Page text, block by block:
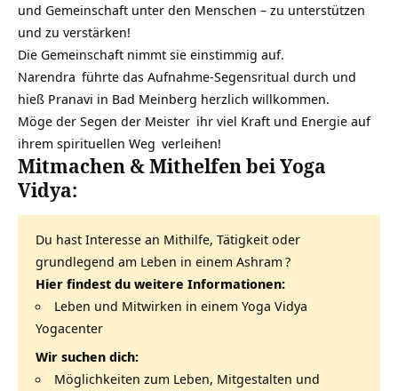
und Gemeinschaft unter den Menschen – zu unterstützen
und zu verstärken!
Die Gemeinschaft nimmt sie einstimmig auf.
Narendra führte das Aufnahme-Segensritual durch und
hieß Pranavi in Bad Meinberg herzlich willkommen.
Möge der Segen der Meister ihr viel Kraft und Energie auf
ihrem spirituellen Weg verleihen!
Mitmachen & Mithelfen bei Yoga
Vidya:
Du hast Interesse an Mithilfe, Tätigkeit oder
grundlegend am Leben in einem Ashram ?
Hier findest du weitere Informationen:
Leben und Mitwirken in einem Yoga Vidya
Yogacenter
Wir suchen dich:
Möglichkeiten zum Leben, Mitgestalten und